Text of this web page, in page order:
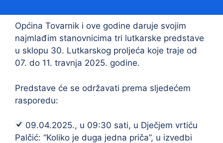
Općina Tovarnik i ove godine daruje svojim
najmlađim stanovnicima tri lutkarske predstave
u sklopu 30. Lutkarskog proljeća koje traje od
07. do 11. travnja 2025. godine.
Predstave će se održavati prema sljedećem
rasporedu:
09.04.2025., u 09:30 sati, u Dječjem vrtiću
Palčić: “Koliko je duga jedna priča”, u izvedbi